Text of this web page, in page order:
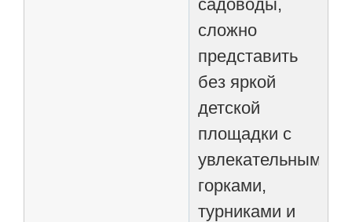
садоводы,
сложно
представить
без яркой
детской
площадки с
увлекательными
горками,
турниками и